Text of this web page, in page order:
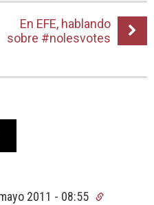
En EFE, hablando
sobre #nolesvotes
2011 - 08:55